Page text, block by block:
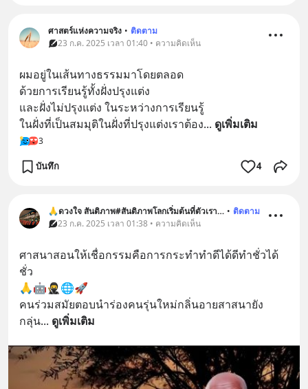
ศาสตร์แห่งความจริง • ติดตาม
23 ก.ค. 2025 เวลา 01:40 • ความคิดเห็น
ผมอยู่ในเส้นทางธรรมมาโดยตลอด
ด้วยการเรียนรู้ทั้งฝั่งปรุงแต่ง
และฝั่งไม่ปรุงแต่ง ในระหว่างการเรียนรู้
ในฝั่งที่เป็นสมมุติในฝั่งที่ปรุงแต่งเราต้อง... ดูเพิ่มเติม
3
บันทึก 4
🙏ดวงใจ สันติภาพ#สันติภาพโลกเริ่มต้นที่ตัวเรา🌐🕊️ • ติดตาม
23 ก.ค. 2025 เวลา 01:38 • ความคิดเห็น
ศาสนาสอนให้เชื่อกรรมคือการกระทำทำดีได้ดีทำชั่วได้
ชั่ว
🙏🤖🥷🌐🚀
คนร่วมสมัยตอบนำร่องคนรุ่นใหม่กลิ่นอายสาสนายัง
กลุ่น... ดูเพิ่มเติม